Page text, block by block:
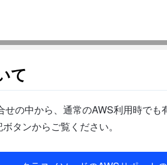
て
の中から、通常のAWS利用時で
タンからご覧ください。